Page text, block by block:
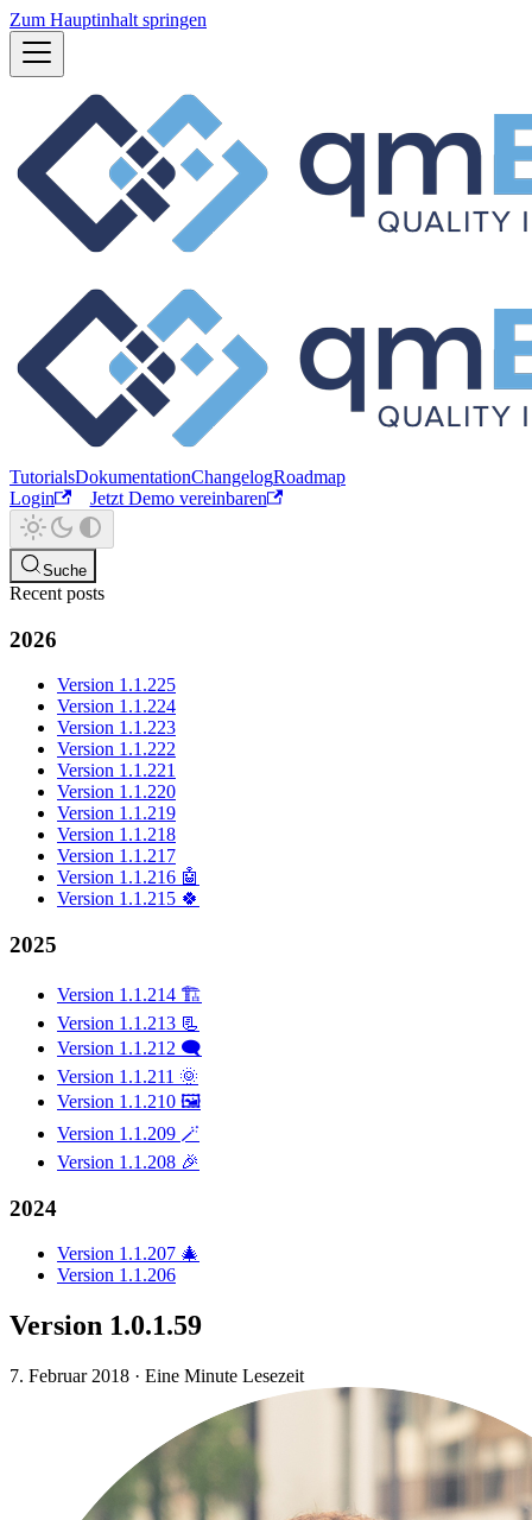
Zum Hauptinhalt springen
TutorialsDokumentationChangelogRoadmap
Login
Jetzt Demo vereinbaren
Suche
Recent posts
2026
Version 1.1.225
Version 1.1.224
Version 1.1.223
Version 1.1.222
Version 1.1.221
Version 1.1.220
Version 1.1.219
Version 1.1.218
Version 1.1.217
Version 1.1.216 🤖
Version 1.1.215 🍀
2025
Version 1.1.214 🏗️
Version 1.1.213 📃
Version 1.1.212 🗨️
Version 1.1.211 🌞
Version 1.1.210 🖼️
Version 1.1.209 🪄
Version 1.1.208 🎉
2024
Version 1.1.207 🎄
Version 1.1.206
Version 1.0.1.59
7. Februar 2018 · Eine Minute Lesezeit